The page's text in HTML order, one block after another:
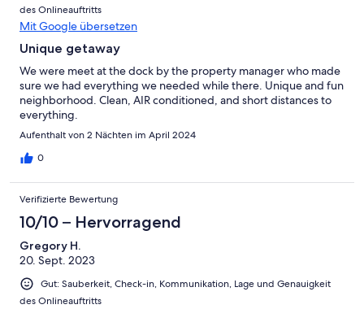
des Onlineauftritts
Mit Google übersetzen
Unique getaway
We were meet at the dock by the property manager who made
sure we had everything we needed while there. Unique and fun
neighborhood. Clean, AIR conditioned, and short distances to
everything.
Aufenthalt von 2 Nächten im April 2024
0
Verifizierte Bewertung
10/10 – Hervorragend
Gregory H.
20. Sept. 2023
Gut: Sauberkeit, Check-in, Kommunikation, Lage und Genauigkeit
des Onlineauftritts